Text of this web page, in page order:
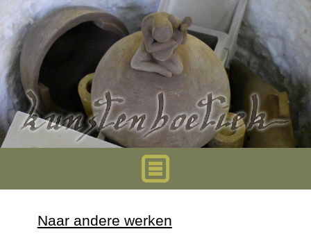
Home
Naar andere werken